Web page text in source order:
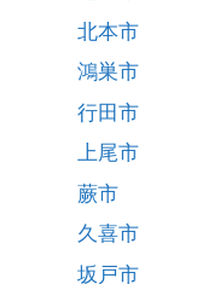
北本市
鴻巣市
行田市
上尾市
蕨市
久喜市
坂戸市